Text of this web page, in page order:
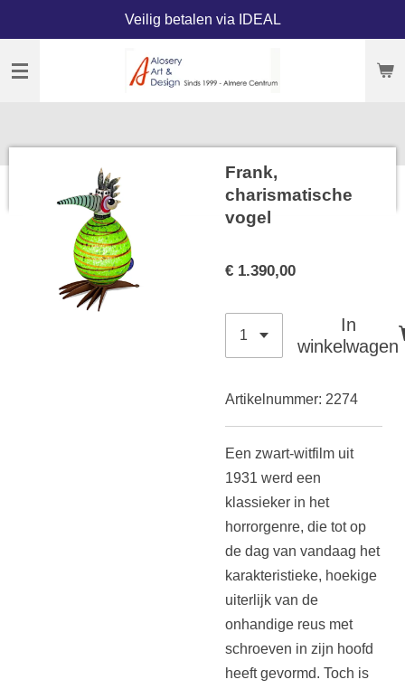
naar
Veilig betalen via IDEAL
Frank,
charismatische
vogel
€ 1.390,00
In
winkelwagen
Artikelnummer: 2274
Een zwart-witfilm uit
1931 werd een
klassieker in het
horrorgenre, die tot op
de dag van vandaag het
karakteristieke, hoekige
uiterlijk van de
onhandige reus met
schroeven in zijn hoofd
heeft gevormd. Toch is